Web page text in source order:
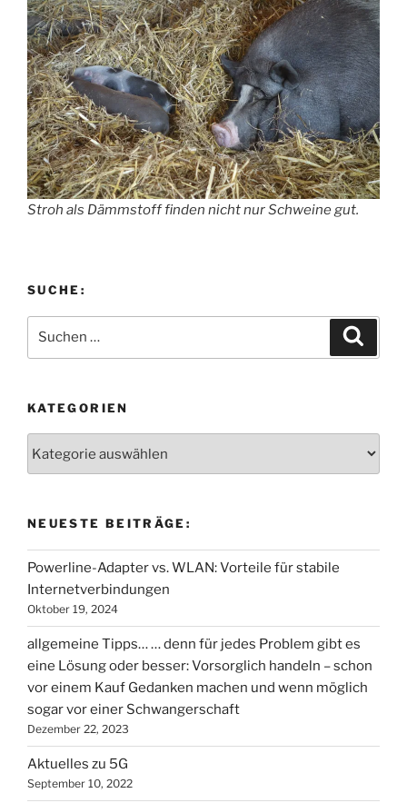
Stroh als Dämmstoff finden nicht nur Schweine gut.
SUCHE:
nach:
KATEGORIEN
NEUESTE BEITRÄGE:
Powerline-Adapter vs. WLAN: Vorteile für stabile
Internetverbindungen
Oktober 19, 2024
allgemeine Tipps… … denn für jedes Problem gibt es
eine Lösung oder besser: Vorsorglich handeln – schon
vor einem Kauf Gedanken machen und wenn möglich
sogar vor einer Schwangerschaft
Dezember 22, 2023
Aktuelles zu 5G
September 10, 2022